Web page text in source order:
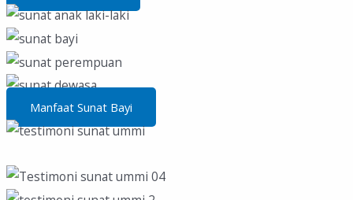
Manfaat Sunat Bayi